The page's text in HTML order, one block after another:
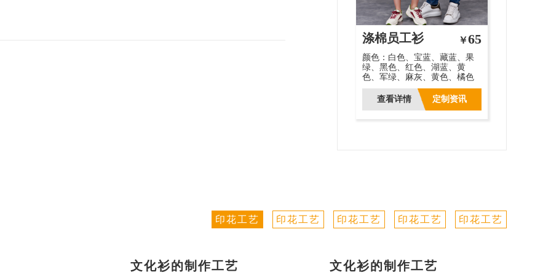
涤棉员工衫 ￥65
颜色：白色、宝蓝、藏蓝、果
绿、黑色、红色、湖蓝、黄
色、军绿、麻灰、黄色、橘色
查看详情 定制资讯
印花工艺 印花工艺 印花工艺 印花工艺 印花工艺
文化衫的制作工艺 文化衫的制作工艺